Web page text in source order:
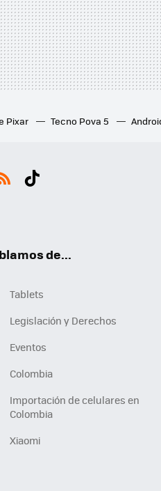
Pixar Tecno Pova 5
de...
Tablets
Legislación y Derechos
Eventos
Colombia
Importación de celulares en
Colombia
Xiaomi